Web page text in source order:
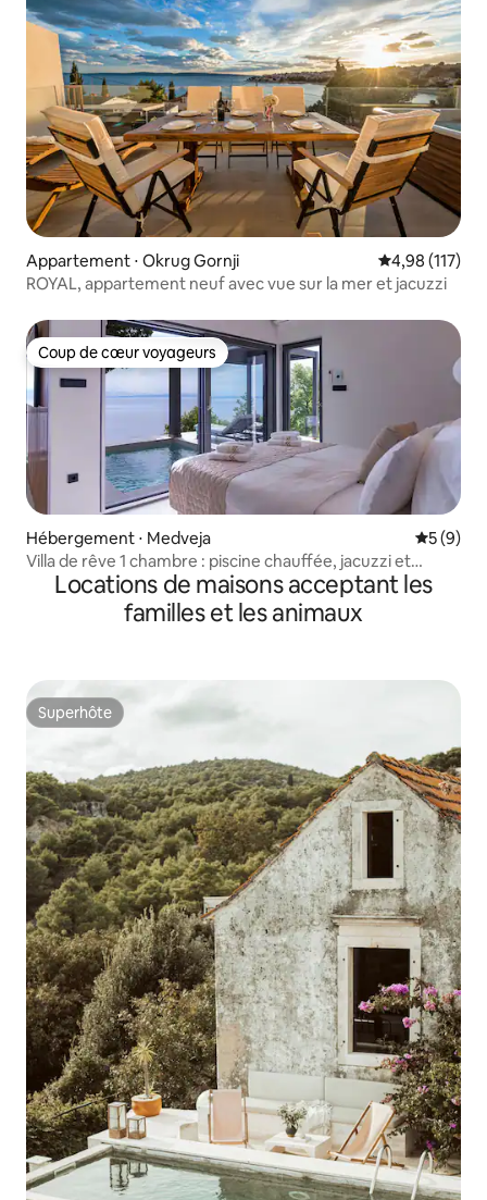
Appartement ⋅ Okrug Gornji Évaluation
4,98 (117)
ROYAL, appartement neuf avec vue sur la mer et jacuzzi
Coup de cœur voyageurs
Coup de cœur voyageurs
Hébergement ⋅ Medveja
5 (9)
Villa de rêve 1 chambre : piscine chauffée, jacuzzi et
sauna !Locations de maisons acceptant les
familles et les animaux
Superhôte
Superhôte